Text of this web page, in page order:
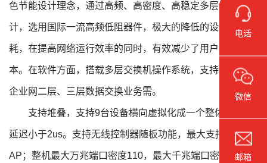
色节能设计理念，通过高频、高密度、高稳定多层线路板设
计，选用国际一流高频低阻器件，极大的降低的设备的功
耗，在提高网络运行效率的同时，有效减少了用户的运营成
本。在软件方面，搭载多层交换机操作系统，支持绝大多数
企业网二层、三层数据交换业务需。
支持堆叠，支持9台设备横向虚拟化成一个整体，堆叠
延迟小于2us。支持无线控制器随板功能，最大支持1000个
AP；整机最大万兆端口密度110，最大千兆端口密度130；
电话
微信
邮箱